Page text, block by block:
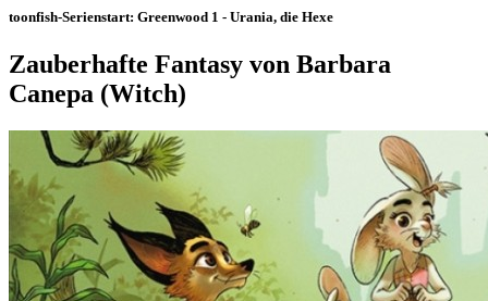
toonfish-Serienstart: Greenwood 1 - Urania, die Hexe
Zauberhafte Fantasy von Barbara
Canepa (Witch)